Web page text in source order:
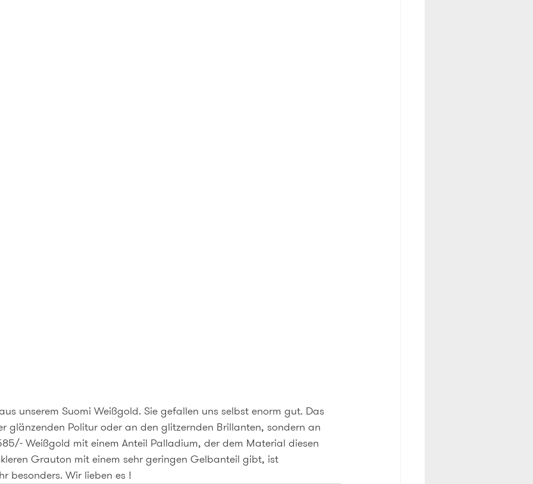
unserem Suomi Weißgold. Sie gefallen uns selbst enorm gut. Das
glänzenden Politur oder an den glitzernden Brillanten, sondern an
Weißgold mit einem Anteil Palladium, der dem Material diesen
Grauton mit einem sehr geringen Gelbanteil gibt, ist
besonders. Wir lieben es !